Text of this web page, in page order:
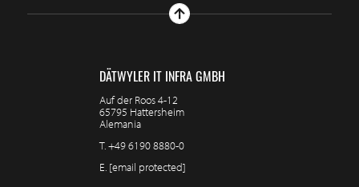
DÄTWYLER IT INFRA GMBH
Auf der Roos 4-12
65795 Hattersheim
Alemania
T.+49 6190 8880-0
E. [email protected]